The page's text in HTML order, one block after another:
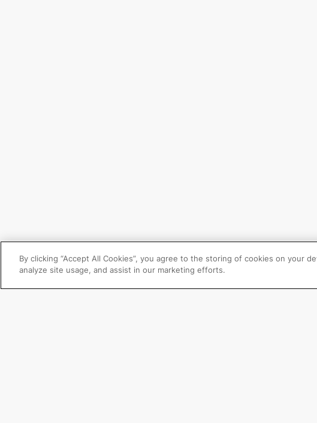
By clicking “Accept All Cookies”, you agree to the storing of cookies on your
analyze site usage, and assist in our marketing efforts.